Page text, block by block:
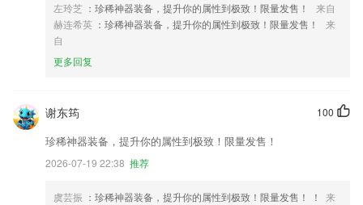
左玲芝 ：珍稀神器装备，提升你的属性到极致！限量发售！
来自
赫连希英 ：珍稀神器装备，提升你的属性到极致！限量发售！
来
自
更多回复
100
谢东筠
珍稀神器装备，提升你的属性到极致！限量发售！
2026-07-19 22:38 推荐
虞芸振 ：珍稀神器装备，提升你的属性到极致！限量发售！ ！
来